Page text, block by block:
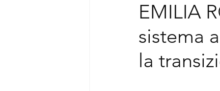
EMILIA
sistema
la